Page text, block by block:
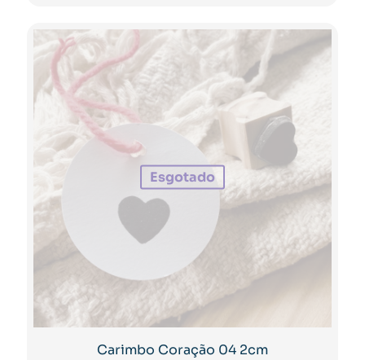
Esgotado
Carimbo Coração 04 2cm